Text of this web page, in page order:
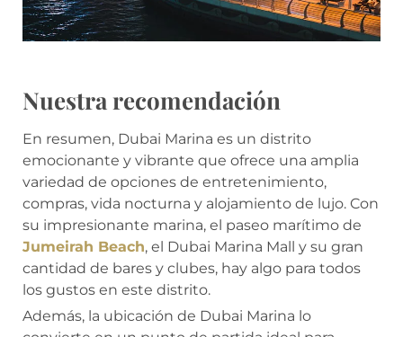
Nuestra recomendación
En resumen, Dubai Marina es un distrito
emocionante y vibrante que ofrece una amplia
variedad de opciones de entretenimiento,
compras, vida nocturna y alojamiento de lujo. Con
su impresionante marina, el paseo marítimo de
Jumeirah Beach, el Dubai Marina Mall y su gran
cantidad de bares y clubes, hay algo para todos
los gustos en este distrito.
Además, la ubicación de Dubai Marina lo